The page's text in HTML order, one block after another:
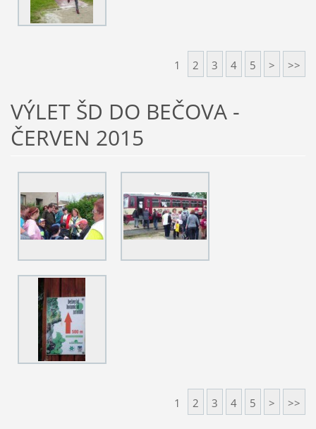
1 2 3 4 5 > >>
VÝLET ŠD DO BEČOVA -
ČERVEN 2015
1 2 3 4 5 > >>